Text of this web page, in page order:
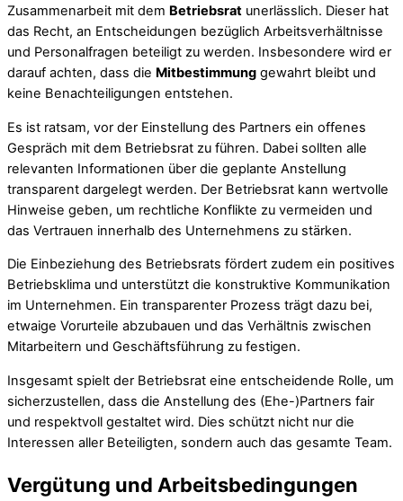
Zusammenarbeit mit dem Betriebsrat unerlässlich. Dieser hat
das Recht, an Entscheidungen bezüglich Arbeitsverhältnisse
und Personalfragen beteiligt zu werden. Insbesondere wird er
darauf achten, dass die Mitbestimmung gewahrt bleibt und
keine Benachteiligungen entstehen.
Es ist ratsam, vor der Einstellung des Partners ein offenes
Gespräch mit dem Betriebsrat zu führen. Dabei sollten alle
relevanten Informationen über die geplante Anstellung
transparent dargelegt werden. Der Betriebsrat kann wertvolle
Hinweise geben, um rechtliche Konflikte zu vermeiden und
das Vertrauen innerhalb des Unternehmens zu stärken.
Die Einbeziehung des Betriebsrats fördert zudem ein positives
Betriebsklima und unterstützt die konstruktive Kommunikation
im Unternehmen. Ein transparenter Prozess trägt dazu bei,
etwaige Vorurteile abzubauen und das Verhältnis zwischen
Mitarbeitern und Geschäftsführung zu festigen.
Insgesamt spielt der Betriebsrat eine entscheidende Rolle, um
sicherzustellen, dass die Anstellung des (Ehe-)Partners fair
und respektvoll gestaltet wird. Dies schützt nicht nur die
Interessen aller Beteiligten, sondern auch das gesamte Team.
Vergütung und Arbeitsbedingungen